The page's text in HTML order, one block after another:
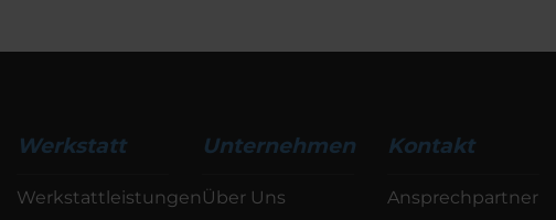
Werkstatt
Werkstattleistungen
Unternehmen
Über Uns
Kontakt
Ansprechpartner